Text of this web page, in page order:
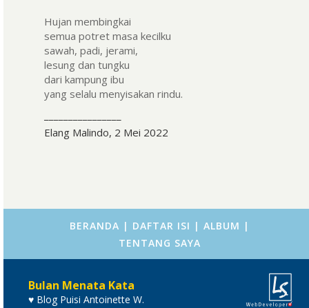
Hujan membingkai
semua potret masa kecilku
sawah, padi, jerami,
lesung dan tungku
dari kampung ibu
yang selalu menyisakan rindu.
Elang Malindo, 2 Mei 2022
BERANDA | DAFTAR ISI |ALBUM |
TENTANG SAYA
Bulan Menata Kata
♥ Blog Puisi Antoinette W.